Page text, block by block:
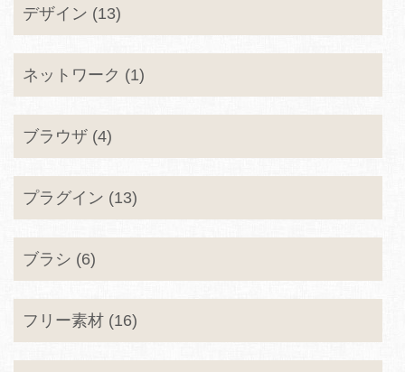
デザイン (13)
ネットワーク (1)
ブラウザ (4)
プラグイン (13)
ブラシ (6)
フリー素材 (16)